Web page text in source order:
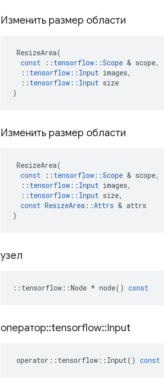
Изменить размер области
ResizeArea(
const
:: tensorflow ::Scope & scope,
:: tensorflow :: Input images,
:: tensorflow :: Input size
)
Изменить размер области
ResizeArea(
const
:: tensorflow ::Scope & scope,
:: tensorflow :: Input images,
:: tensorflow :: Input size,
const ResizeArea ::Attrs & attrs
)
узел
:: tensorflow ::Node * node() const
оператор::tensorflow::Input
operator :: tensorflow :: Input() const